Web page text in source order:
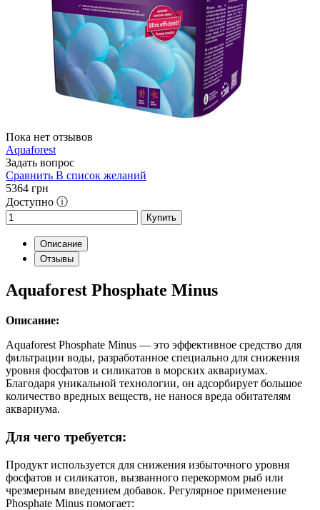
Пока нет отзывов
Aquaforest
Задать вопрос
Сравнить В список желаний
5364 грн
Доступно ⓘ
Купить
Описание
Отзывы
Aquaforest Phosphate Minus
Описание:
Aquaforest Phosphate Minus — это эффективное средство для
фильтрации воды, разработанное специально для снижения
уровня фосфатов и силикатов в морских аквариумах.
Благодаря уникальной технологии, он адсорбирует большое
количество вредных веществ, не нанося вреда обитателям
аквариума.
Для чего требуется:
Продукт используется для снижения избыточного уровня
фосфатов и силикатов, вызванного перекормом рыб или
чрезмерным введением добавок. Регулярное применение
Phosphate Minus помогает: